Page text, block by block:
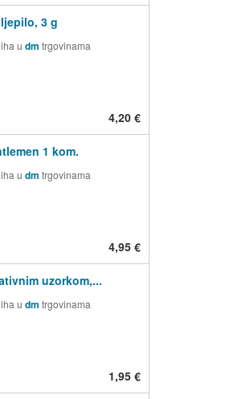
3 g
u dm trgovinama
4,20 €
1 kom.
u dm trgovinama
4,95 €
uzorkom,...
u dm trgovinama
1,95 €